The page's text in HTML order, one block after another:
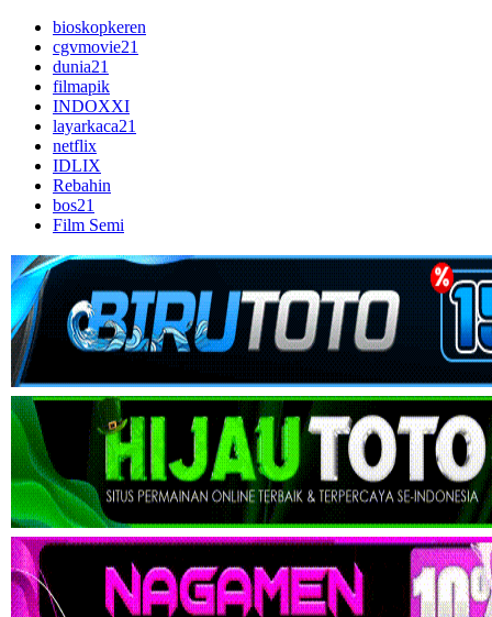
bioskopkeren
cgvmovie21
dunia21
filmapik
INDOXXI
layarkaca21
netflix
IDLIX
Rebahin
bos21
Film Semi